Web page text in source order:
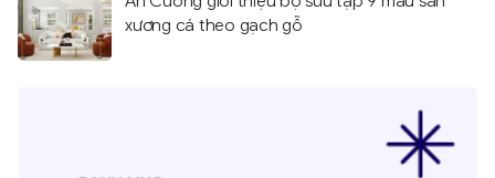
xương cá theo gạch gỗ